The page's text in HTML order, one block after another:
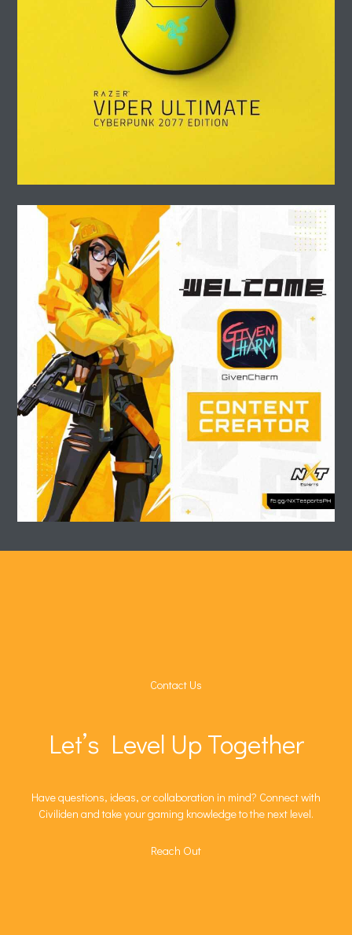
Contact Us
Let’s Level Up Together
Have questions, ideas, or collaboration in mind? Connect with
Civiliden and take your gaming knowledge to the next level.
Reach Out